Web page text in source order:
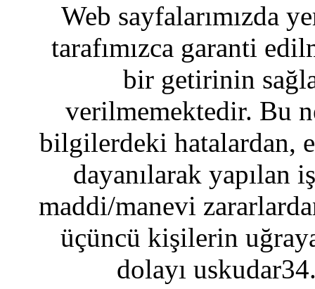
Web sayfalarımızda
tarafımızca garanti
bir getirinin
verilmemektedir. Bu
bilgilerdeki hatalardan,
dayanılarak yapılan
maddi/manevi
üçüncü kişilerin
dolayı